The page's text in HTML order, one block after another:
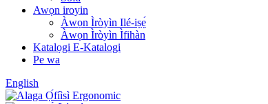
Awọn iroyin
Àwọn Ìròyìn Ilé-iṣẹ́
Àwọn Ìròyìn Ìfihàn
Katalọgi E-Katalogi
Pe wa
English